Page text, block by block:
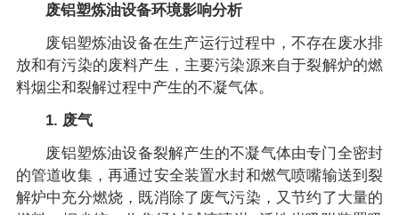
废铝塑炼油设备环境影响分析
废铝塑炼油设备在生产运行过程中，不存在废水排
放和有污染的废料产生，主要污染源来自于裂解炉的燃
料烟尘和裂解过程中产生的不凝气体。
1. 废气
废铝塑炼油设备裂解产生的不凝气体由专门全密封
的管道收集，再通过安全装置水封和燃气喷嘴输送到裂
解炉中充分燃烧，既消除了废气污染，又节约了大量的